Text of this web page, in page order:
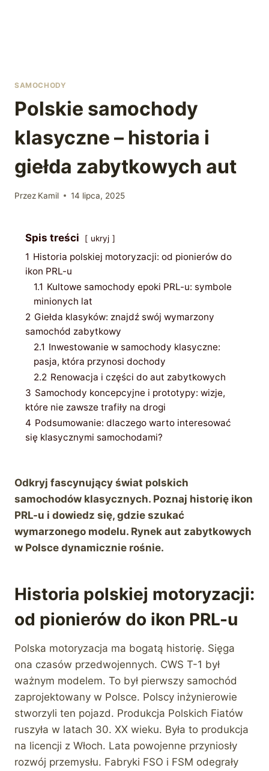
SAMOCHODY
Polskie samochody
klasyczne – historia i
giełda zabytkowych aut
Przez Kamil 14 lipca, 2025
Spis treści ukryj
1 Historia polskiej motoryzacji: od pionierów do
ikon PRL-u
1.1 Kultowe samochody epoki PRL-u: symbole
minionych lat
2 Giełda klasyków: znajdź swój wymarzony
samochód zabytkowy
2.1 Inwestowanie w samochody klasyczne:
pasja, która przynosi dochody
2.2 Renowacja i części do aut zabytkowych
3 Samochody koncepcyjne i prototypy: wizje,
które nie zawsze trafiły na drogi
4 Podsumowanie: dlaczego warto interesować
się klasycznymi samochodami?
Odkryj fascynujący świat polskich
samochodów klasycznych. Poznaj historię ikon
PRL-u i dowiedz się, gdzie szukać
wymarzonego modelu. Rynek aut zabytkowych
w Polsce dynamicznie rośnie.
Historia polskiej motoryzacji:
od pionierów do ikon PRL-u
Polska motoryzacja ma bogatą historię. Sięga
ona czasów przedwojennych. CWS T-1 był
ważnym modelem. To był pierwszy samochód
zaprojektowany w Polsce. Polscy inżynierowie
stworzyli ten pojazd. Produkcja Polskich Fiatów
ruszyła w latach 30. XX wieku. Była to produkcja
na licencji z Włoch. Lata powojenne przyniosły
rozwój przemysłu. Fabryki FSO i FSM odegrały